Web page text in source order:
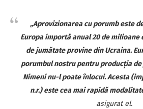
„Aprovizionarea cu porumb este
Europa importă anual 20 de milioane
de jumătate provine din Ucraina.
porumbul nostru pentru producția
Nimeni nu-l poate înlocui. Acesta
n.r.) este cea mai rapidă
asigurat el.